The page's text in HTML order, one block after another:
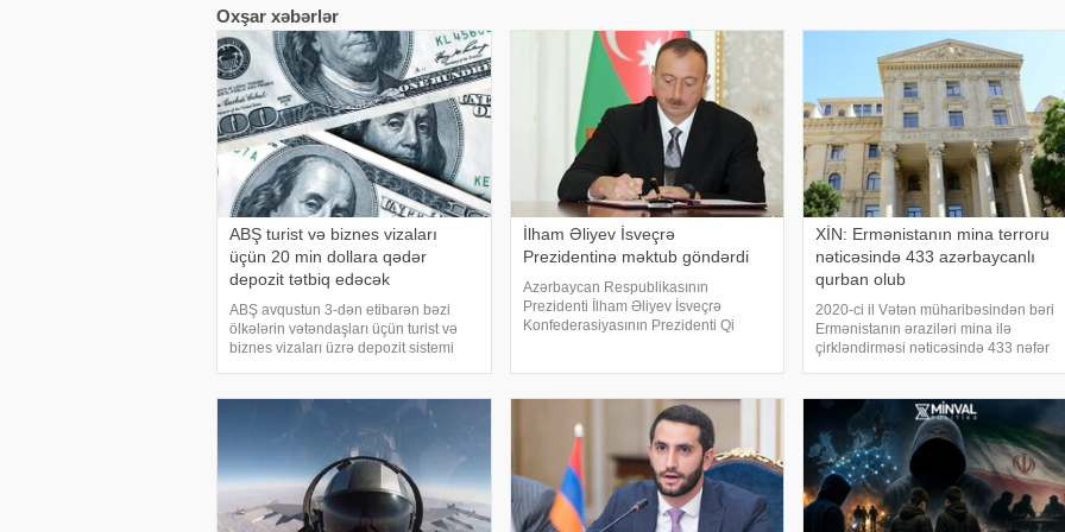
Oxşar xəbərlər
ABŞ turist və biznes vizaları
üçün 20 min dollara qədər
depozit tətbiq edəcək
ABŞ avqustun 3-dən etibarən bəzi
ölkələrin vətəndaşları üçün turist və
biznes vizaları üzrə depozit sistemi
Departamentinin avqustun 1-də
yenilənmiş bildirişind
İlham Əliyev İsveçrə
Prezidentinə məktub göndərdi
Azərbaycan Respublikasının
Prezidenti İlham Əliyev İsveçrə
Konfederasiyasının Prezidenti Qi
Konfederasiyasını
XİN: Ermənistanın mina terroru
nəticəsində 433 azərbaycanlı
qurban olub
2020-ci il Vətən müharibəsindən bəri
Ermənistanın əraziləri mina ilə
çirkləndirməsi nəticəsində 433 nəfər
səhifəsində bildirilib. Son hadisəd